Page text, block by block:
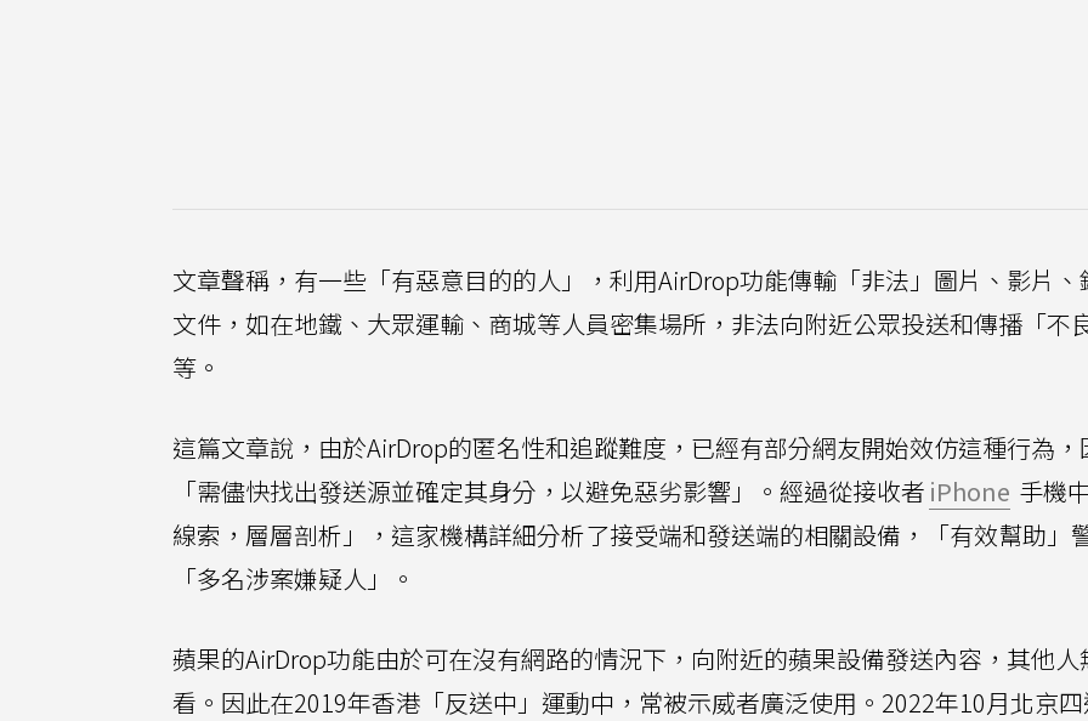
文章聲稱，有一些「有惡意目的的人」，利用AirDrop功能傳輸「非法」圖片、影片、
文件，如在地鐵、大眾運輸、商城等人員密集場所，非法向附近公眾投送和傳播「不
等。
這篇文章說，由於AirDrop的匿名性和追蹤難度，已經有部分網友開始效仿這種行為，
「需儘快找出發送源並確定其身分，以避免惡劣影響」。經過從接收者 iPhone 手機
線索，層層剖析」，這家機構詳細分析了接受端和發送端的相關設備，「有效幫助」
「多名涉案嫌疑人」。
蘋果的AirDrop功能由於可在沒有網路的情況下，向附近的蘋果設備發送內容，其他人
看。因此在2019年香港「反送中」運動中，常被示威者廣泛使用。2022年10月北京